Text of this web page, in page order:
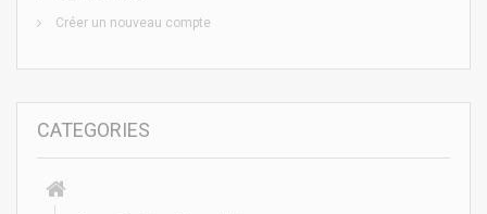
Créer un nouveau compte
CATEGORIES